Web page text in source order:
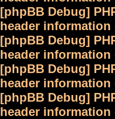
[phpBB Debug]
header information
[phpBB Debug]
header information
[phpBB Debug]
header information
[phpBB Debug]
header information